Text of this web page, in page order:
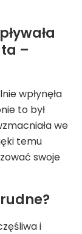
–
wpłynęła
to był
we
temu
swoje
i